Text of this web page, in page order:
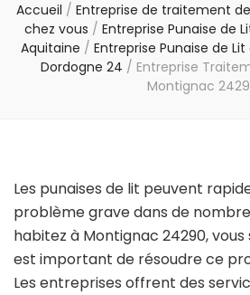
Accueil / Entreprise de traitement
chez vous / Entreprise Punaise de
Aquitaine / Entreprise Punaise de
Dordogne 24 / Entreprise
Montignac
Les punaises de lit peuvent
problème grave dans de
habitez à Montignac 24290,
est important de résoudre ce
Les entreprises offrent des